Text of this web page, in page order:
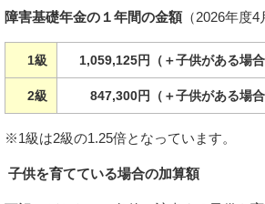
障害基礎年金の１年間の金額（2026年度4
1級 1,059,125円（＋子供がある場合
2級 847,300円（＋子供がある場合
※1級は2級の1.25倍となっています。
子供を育てている場合の加算額